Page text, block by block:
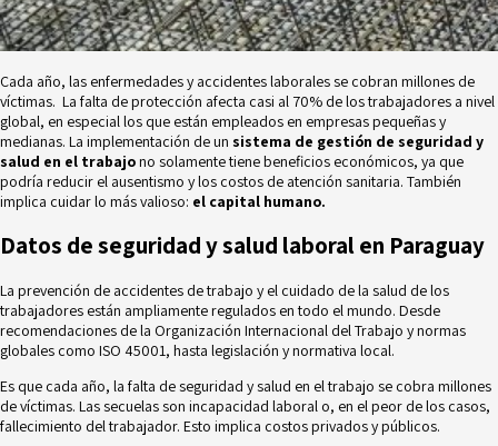
Cada año, las enfermedades y accidentes laborales se cobran millones de
víctimas. La falta de protección afecta casi al 70% de los trabajadores a nivel
global, en especial los que están empleados en empresas pequeñas y
medianas. La implementación de un sistema de gestión de seguridad y
salud en el trabajono solamente tiene beneficios económicos, ya que
podría reducir el ausentismo y los costos de atención sanitaria. También
implica cuidar lo más valioso: el capital humano.
Datos de seguridad y salud laboral en Paraguay
La prevención de accidentes de trabajo y el cuidado de la salud de los
trabajadores están ampliamente regulados en todo el mundo. Desde
recomendaciones de la Organización Internacional del Trabajo y normas
globales como ISO 45001, hasta legislación y normativa local.
Es que cada año, la falta de seguridad y salud en el trabajo se cobra millones
de víctimas. Las secuelas son incapacidad laboral o, en el peor de los casos,
fallecimiento del trabajador. Esto implica costos privados y públicos.